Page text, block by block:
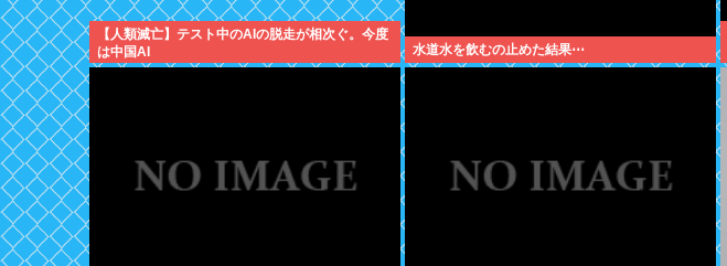
【人類滅亡】テスト中のAIの脱走が相次ぐ。今度
は中国AI
水道水を飲むの止めた結果⋯